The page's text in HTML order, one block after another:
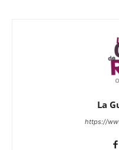
La
https://